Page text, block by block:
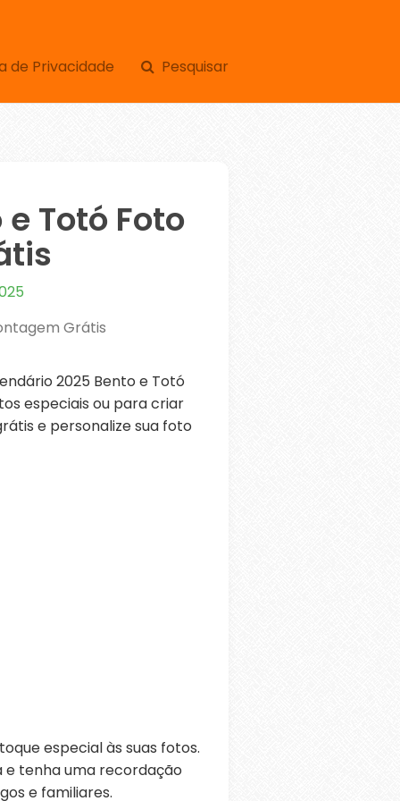
de Privacidade Pesquisar
Totó Foto
Grátis
2025 Bento e Totó
especiais ou para criar
e personalize sua foto
especial às suas fotos.
e tenha uma recordação
e familiares.